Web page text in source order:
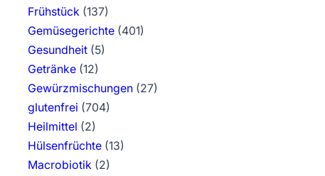
Frühstück (137)
Gemüsegerichte(401)
Gesundheit(5)
Getränke(12)
Gewürzmischungen(27)
glutenfrei (704)
Heilmittel (2)
Hülsenfrüchte(13)
Macrobiotik (2)